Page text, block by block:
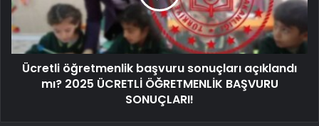
Ücretli öğretmenlik başvuru sonuçları açıklandı
mı? 2025 ÜCRETLİ ÖĞRETMENLİK BAŞVURU
SONUÇLARI!